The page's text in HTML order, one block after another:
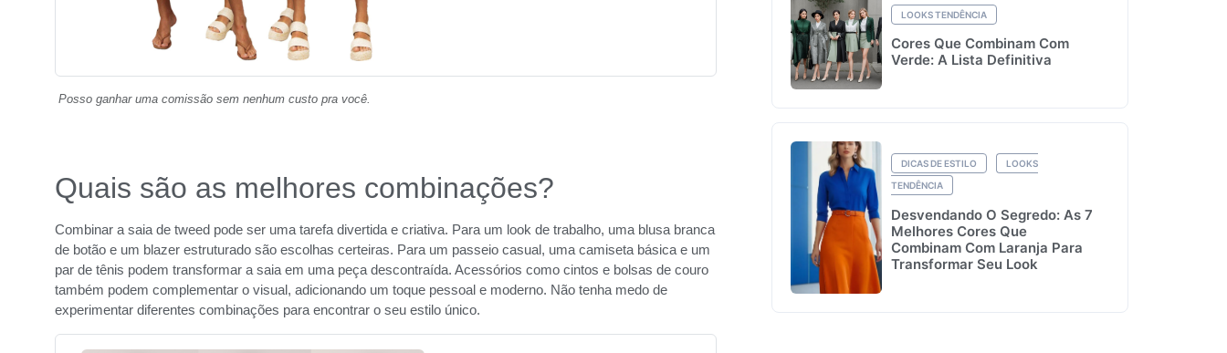
Posso ganhar uma comissão sem nenhum custo pra você.
Quais são as melhores combinações?
Combinar a saia de tweed pode ser uma tarefa divertida e criativa. Para um look de trabalho, uma blusa branca
de botão e um blazer estruturado são escolhas certeiras. Para um passeio casual, uma camiseta básica e um
par de tênis podem transformar a saia em uma peça descontraída. Acessórios como cintos e bolsas de couro
também podem complementar o visual, adicionando um toque pessoal e moderno. Não tenha medo de
experimentar diferentes combinações para encontrar o seu estilo único.
LOOKS TENDÊNCIA
Cores Que Combinam Com
Verde: A Lista Definitiva
DICAS DE ESTILO
LOOKS
TENDÊNCIA
Desvendando O Segredo: As 7
Melhores Cores Que
Combinam Com Laranja Para
Transformar Seu Look